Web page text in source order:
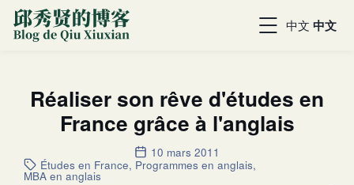
中文 中文
Réaliser son rêve d'études en
France grâce à l'anglais
10 mars 2011
Études en France, Programmes en anglais,
MBA en anglais